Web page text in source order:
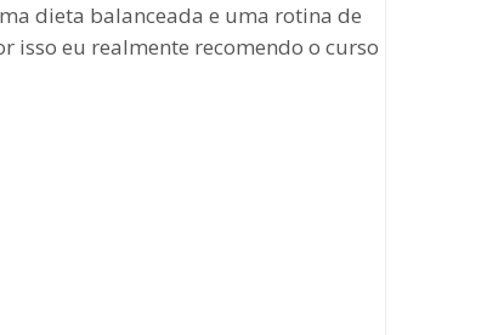
dieta balanceada e uma rotina de
isso eu realmente recomendo o curso